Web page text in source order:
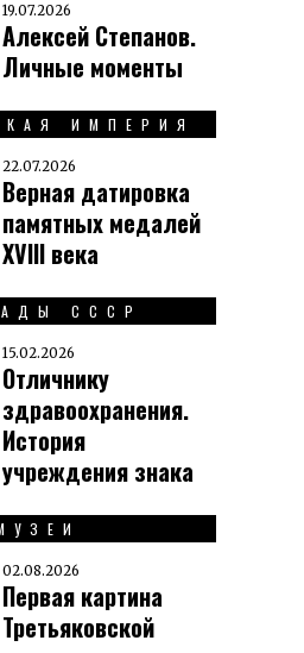
19.07.2026
Алексей Степанов.
Личные моменты
ИМПЕРИЯ
22.07.2026
Верная датировка
памятных медалей
XVIII века
СССР
15.02.2026
Отличнику
здравоохранения.
История
учреждения знака
02.08.2026
Первая картина
Третьяковской